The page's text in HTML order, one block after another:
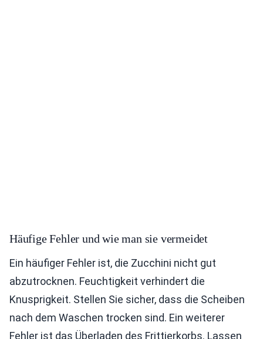
Häufige Fehler und wie man sie vermeidet
Ein häufiger Fehler ist, die Zucchini nicht gut
abzutrocknen. Feuchtigkeit verhindert die
Knusprigkeit. Stellen Sie sicher, dass die Scheiben
nach dem Waschen trocken sind. Ein weiterer
Fehler ist das Überladen des Frittierkorbs. Lassen